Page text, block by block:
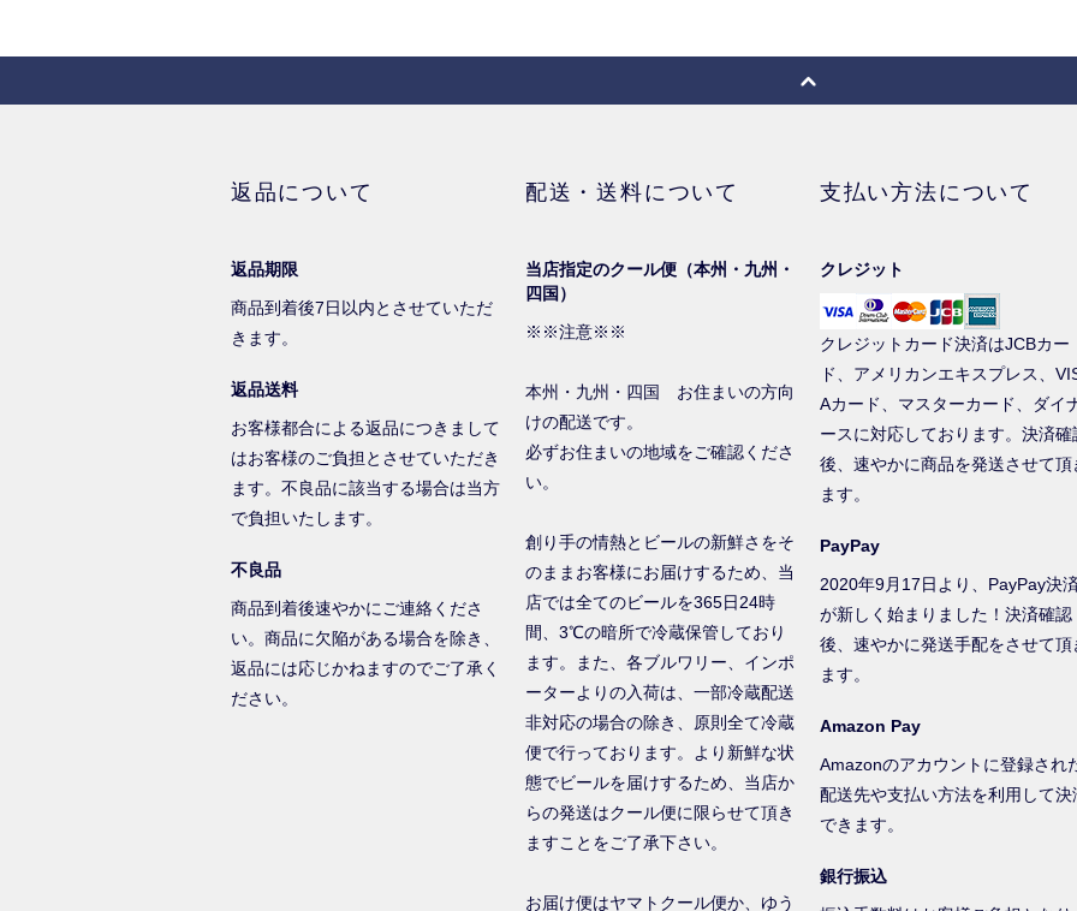
返品について
返品期限
商品到着後7日以内とさせていただ
きます。
返品送料
お客様都合による返品につきまして
はお客様のご負担とさせていただき
ます。不良品に該当する場合は当方
で負担いたします。
不良品
商品到着後速やかにご連絡くださ
い。商品に欠陥がある場合を除き、
返品には応じかねますのでご了承く
ださい。
配送・送料について
当店指定のクール便（本州・九州・
四国）
※※注意※※
本州・九州・四国 お住まいの方向
けの配送です。
必ずお住まいの地域をご確認くださ
い。
創り手の情熱とビールの新鮮さをそ
のままお客様にお届けするため、当
店では全てのビールを365日24時
間、3℃の暗所で冷蔵保管しており
ます。また、各ブルワリー、インポ
ーターよりの入荷は、一部冷蔵配送
非対応の場合の除き、原則全て冷蔵
便で行っております。より新鮮な状
態でビールを届けするため、当店か
らの発送はクール便に限らせて頂き
ますことをご了承下さい。
お届け便はヤマトクール便か、ゆう
支払い方法について
クレジット
クレジットカード決済はJCBカー
ド、アメリカンエキスプレス、
Aカード、マスターカード、ダイ
ースに対応しております。決済確
後、速やかに商品を発送させて頂
ます。
PayPay
2020年9月17日より、PayPay決
が新しく始まりました！決済確認
後、速やかに発送手配をさせて頂
ます。
Amazon Pay
Amazonのアカウントに登録され
配送先や支払い方法を利用して決
できます。
銀行振込